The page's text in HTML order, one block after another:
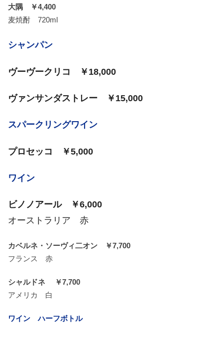
大隅 ￥4,400
麦焼酎 720ml
シャンパン
ヴーヴークリコ ￥18,000
ヴァンサンダストレー ￥15,000
スパークリングワイン
プロセッコ ￥5,000
ワイン
ビノノアール ￥6,000
オーストラリア 赤
カベルネ・ソーヴィ二オン ￥7,700
フランス 赤
シャルドネ ￥7,700
アメリカ 白
ワイン ハーフボトル